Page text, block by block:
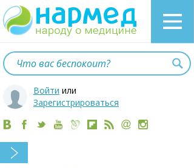
Войти или
Зарегистрироваться